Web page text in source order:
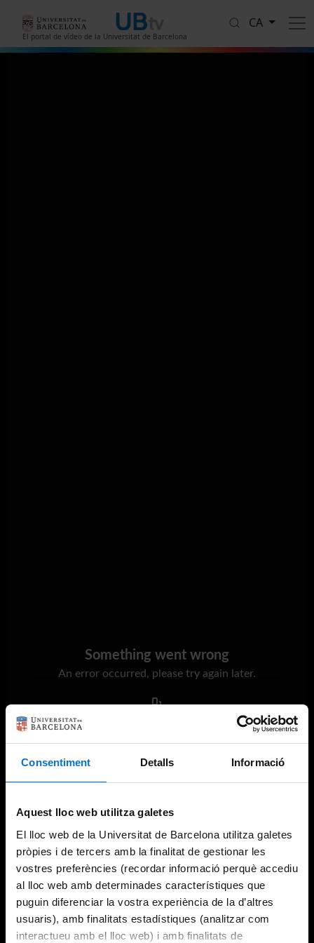
Consentiment Detalls Informació
Aquest lloc web utilitza galetes
El lloc web de la Universitat de Barcelona utilitza galetes
pròpies i de tercers amb la finalitat de gestionar les
vostres preferències (recordar informació perquè accediu
al lloc web amb determinades característiques que
puguin diferenciar la vostra experiència de la d’altres
usuaris), amb finalitats estadístiques (analitzar com
interactueu amb el lloc web) i amb finalitats de
El portal de vídeo de la Universitat de Barcelona
CA
Something went wrong
An error occurred, please try again later.